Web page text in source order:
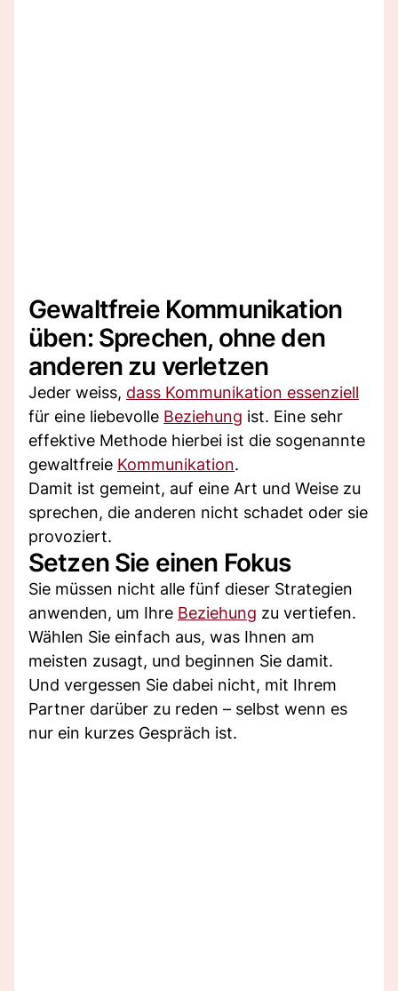
Gewaltfreie Kommunikation
üben: Sprechen, ohne den
anderen zu verletzen
Jeder weiss, dass Kommunikation essenziell
für eine liebevolle Beziehung ist. Eine sehr
effektive Methode hierbei ist die sogenannte
gewaltfreie Kommunikation.
Damit ist gemeint, auf eine Art und Weise zu
sprechen, die anderen nicht schadet oder sie
provoziert.
Setzen Sie einen Fokus
Sie müssen nicht alle fünf dieser Strategien
anwenden, um Ihre Beziehung zu vertiefen.
Wählen Sie einfach aus, was Ihnen am
meisten zusagt, und beginnen Sie damit.
Und vergessen Sie dabei nicht, mit Ihrem
Partner darüber zu reden – selbst wenn es
nur ein kurzes Gespräch ist.